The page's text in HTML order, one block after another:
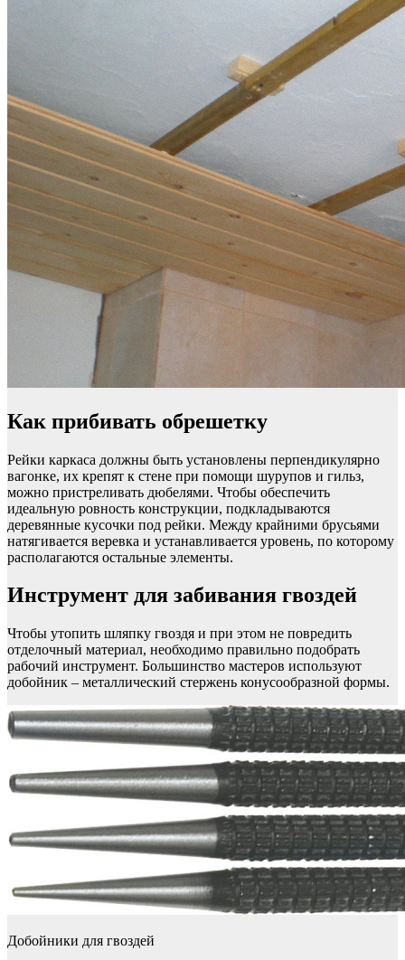
Как прибивать обрешетку
Рейки каркаса должны быть установлены перпендикулярно
вагонке, их крепят к стене при помощи шурупов и гильз,
можно пристреливать дюбелями. Чтобы обеспечить
идеальную ровность конструкции, подкладываются
деревянные кусочки под рейки. Между крайними брусьями
натягивается веревка и устанавливается уровень, по которому
располагаются остальные элементы.
Инструмент для забивания гвоздей
Чтобы утопить шляпку гвоздя и при этом не повредить
отделочный материал, необходимо правильно подобрать
рабочий инструмент. Большинство мастеров используют
добойник – металлический стержень конусообразной формы.
Добойники для гвоздей